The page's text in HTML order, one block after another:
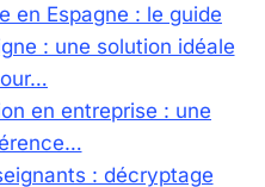
en Espagne : le guide
: une solution idéale
en entreprise : une
: décryptage